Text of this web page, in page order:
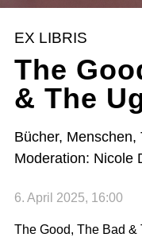
EX LIBRIS
The
& The
Bücher, Menschen,
Moderation: Nicole
6. April 2025, 16:00
The Good, The Bad &